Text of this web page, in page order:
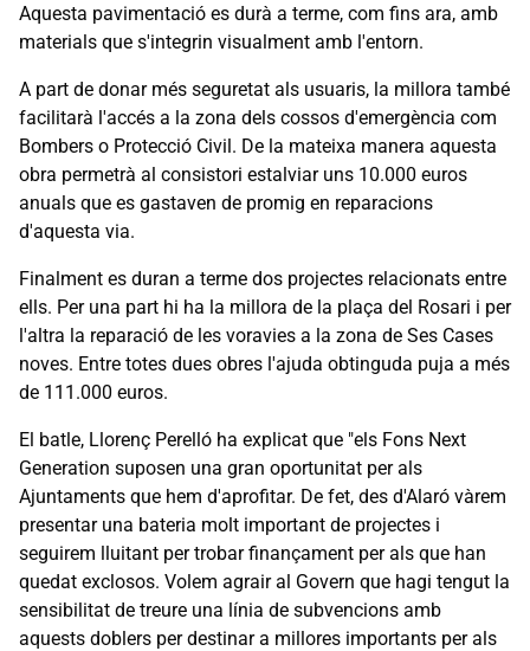
Aquesta pavimentació es durà a terme, com fins ara, amb
materials que s'integrin visualment amb l'entorn.
A part de donar més seguretat als usuaris, la millora també
facilitarà l'accés a la zona dels cossos d'emergència com
Bombers o Protecció Civil. De la mateixa manera aquesta
obra permetrà al consistori estalviar uns 10.000 euros
anuals que es gastaven de promig en reparacions
d'aquesta via.
Finalment es duran a terme dos projectes relacionats entre
ells. Per una part hi ha la millora de la plaça del Rosari i per
l'altra la reparació de les voravies a la zona de Ses Cases
noves. Entre totes dues obres l'ajuda obtinguda puja a més
de 111.000 euros.
El batle, Llorenç Perelló ha explicat que "els Fons Next
Generation suposen una gran oportunitat per als
Ajuntaments que hem d'aprofitar. De fet, des d'Alaró vàrem
presentar una bateria molt important de projectes i
seguirem lluitant per trobar finançament per als que han
quedat exclosos. Volem agrair al Govern que hagi tengut la
sensibilitat de treure una línia de subvencions amb
aquests doblers per destinar a millores importants per als